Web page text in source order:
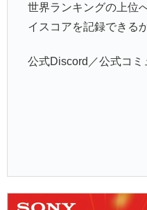
世界ランキングの上位
イスコアを記録できる
公式Discord／公式コミ